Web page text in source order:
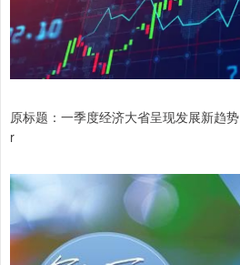
原标题：一季度经济大省呈现发展新趋势
r